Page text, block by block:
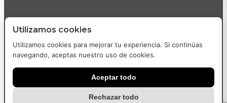
Diseñado y desarrollado con por
Utilizamos cookies
Utilizamos cookies para mejorar tu experiencia. Si continúas
navegando, aceptas nuestro uso de cookies.
Aceptar todo
Rechazar todo